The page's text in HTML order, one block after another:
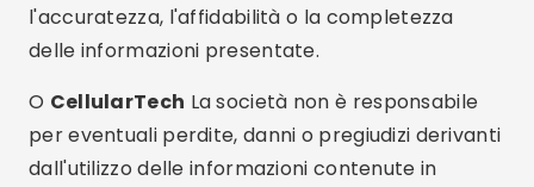
l'accuratezza, l'affidabilità o la completezza
delle informazioni presentate.
O CellularTech La società non è responsabile
per eventuali perdite, danni o pregiudizi derivanti
dall'utilizzo delle informazioni contenute in